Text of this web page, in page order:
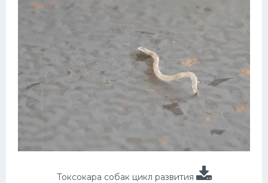
Токсокара собак цикл развития